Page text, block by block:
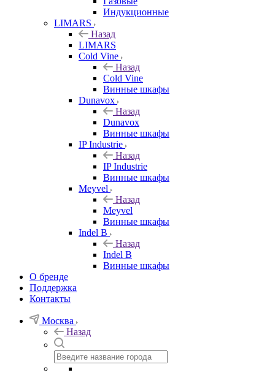
Индукционные
LIMARS
Назад
LIMARS
Cold Vine
Назад
Cold Vine
Винные шкафы
Dunavox
Назад
Dunavox
Винные шкафы
IP Industrie
Назад
IP Industrie
Винные шкафы
Meyvel
Назад
Meyvel
Винные шкафы
Indel B
Назад
Indel B
Винные шкафы
О бренде
Поддержка
Контакты
Москва
Назад